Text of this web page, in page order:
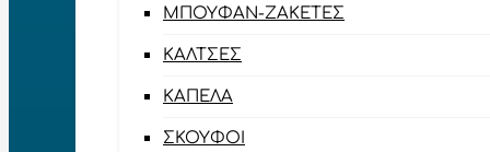
ΜΠΟΥΦΆΝ-ΖΑΚΈΤΕΣ
ΚΆΛΤΣΕΣ
ΚΑΠΈΛΑ
ΣΚΟΎΦΟΙ